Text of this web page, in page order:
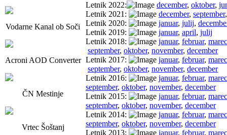
Vodarne Kanal ob Soči
Acroni AOD Converter
ČN Mestinje
Vrtec Šoštanj
Letnik 2022:
december, oktober,
Letnik 2021:
december, september
Letnik 2020:
januar, julij,
Letnik 2019:
januar, april, julij
Letnik 2018:
januar, februar, marec
september, oktober, november, december
Letnik 2017:
januar, februar, marec
september, oktober, november, december
Letnik 2016:
januar, februar, marec
september, oktober, november, december
Letnik 2015:
januar, februar, marec
september, oktober, november, december
Letnik 2014:
januar, februar, marec
september, oktober, november, december
Letnik 2013:
januar, februar, marec